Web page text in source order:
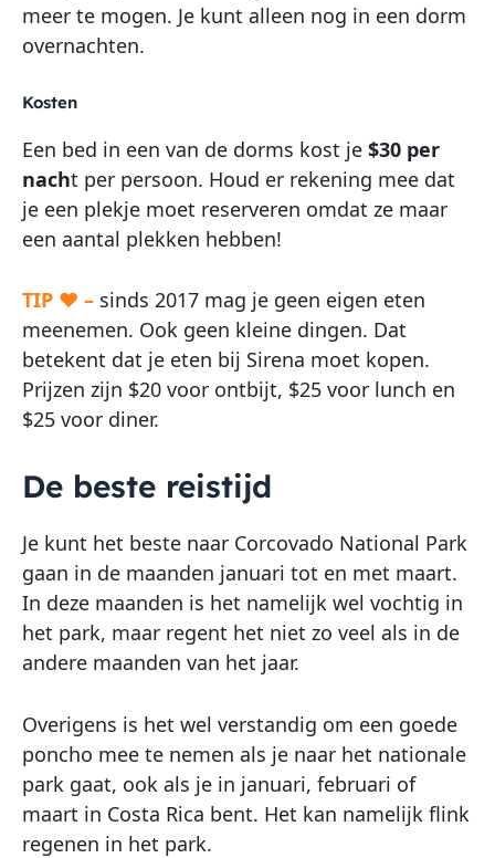
meer te mogen. Je kunt alleen nog in een dorm
overnachten.
Kosten
Een bed in een van de dorms kost je $30 per
nacht per persoon. Houd er rekening mee dat
je een plekje moet reserveren omdat ze maar
een aantal plekken hebben!
TIP ♥ – sinds 2017 mag je geen eigen eten
meenemen. Ook geen kleine dingen. Dat
betekent dat je eten bij Sirena moet kopen.
Prijzen zijn $20 voor ontbijt, $25 voor lunch en
$25 voor diner.
De beste reistijd
Je kunt het beste naar Corcovado National Park
gaan in de maanden januari tot en met maart.
In deze maanden is het namelijk wel vochtig in
het park, maar regent het niet zo veel als in de
andere maanden van het jaar.
Overigens is het wel verstandig om een goede
poncho mee te nemen als je naar het nationale
park gaat, ook als je in januari, februari of
maart in Costa Rica bent. Het kan namelijk flink
regenen in het park.